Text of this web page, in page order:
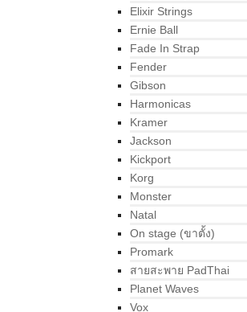
Elixir Strings
Ernie Ball
Fade In Strap
Fender
Gibson
Harmonicas
Kramer
Jackson
Kickport
Korg
Monster
Natal
On stage (ขาตั้ง)
Promark
สายสะพาย PadThai
Planet Waves
Vox